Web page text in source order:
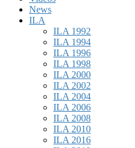
News
ILA
ILA 1992
ILA 1994
ILA 1996
ILA 1998
ILA 2000
ILA 2002
ILA 2004
ILA 2006
ILA 2008
ILA 2010
ILA 2016